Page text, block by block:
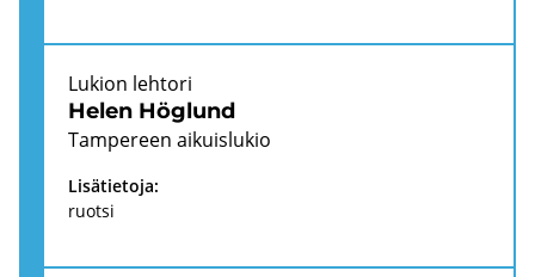
Helen Höglund
Lu­kion leh­to­ri
Tam­pe­reen ai­kuis­lu­kio
Li­sä­tie­to­ja:
ruot­si